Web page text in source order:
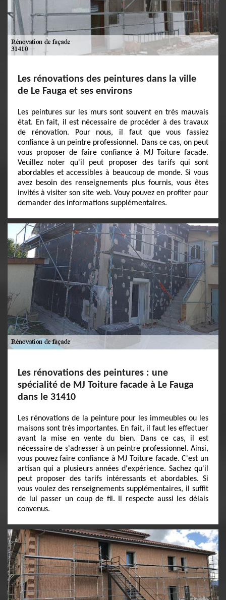
Les rénovations des peintures dans la ville
de Le Fauga et ses environs
Les peintures sur les murs sont souvent en très mauvais
état. En fait, il est nécessaire de procéder à des travaux
de rénovation. Pour nous, il faut que vous fassiez
confiance à un peintre professionnel. Dans ce cas, on peut
vous proposer de faire confiance à MJ Toiture facade.
Veuillez noter qu'il peut proposer des tarifs qui sont
abordables et accessibles à beaucoup de monde. Si vous
avez besoin des renseignements plus fournis, vous êtes
invités à visiter son site web. Vouy pouvez en profiter pour
demander des informations supplémentaires.
Les rénovations des peintures : une
spécialité de MJ Toiture facade à Le Fauga
dans le 31410
Les rénovations de la peinture pour les immeubles ou les
maisons sont très importantes. En fait, il faut les effectuer
avant la mise en vente du bien. Dans ce cas, il est
nécessaire de s'adresser à un peintre professionnel. Ainsi,
vous pouvez faire confiance à MJ Toiture facade. C'est un
artisan qui a plusieurs années d'expérience. Sachez qu'il
peut proposer des tarifs intéressants et abordables. Si
vous voulez des renseignements supplémentaires, il suffit
de lui passer un coup de fil. Il respecte aussi les délais
convenus.